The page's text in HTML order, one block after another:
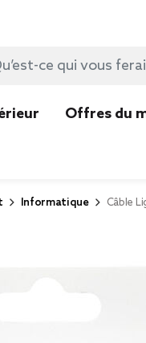
Offres du
Informatique Câble